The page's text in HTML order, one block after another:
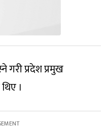
गरी प्रदेश प्रमुख
।